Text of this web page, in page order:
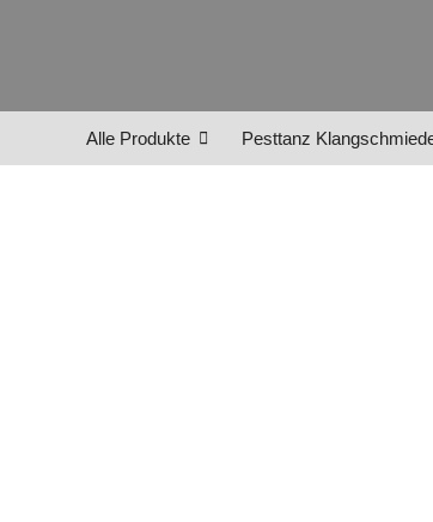
Alle Produkte Pesttanz